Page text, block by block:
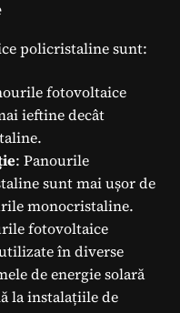
policristaline sunt:
fotovoltaice
ieftine decât
: Panourile
sunt mai ușor de
monocristaline.
fotovoltaice
în diverse
de energie solară
la instalațiile de